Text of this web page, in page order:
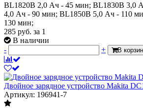
BL1820B 2,0 Ач - 45 мин; BL1830B 3,0
4,0 Ач - 90 мин; BL1850B 5,0 Ач - 110
130 мин;
285 руб. за 1
В наличии
-
+ В
Двойное зарядное устройство Makita
Артикул: 196941-7